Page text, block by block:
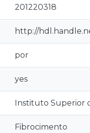
201220318
http://
por
yes
Instituto Superior
Fibrocimento